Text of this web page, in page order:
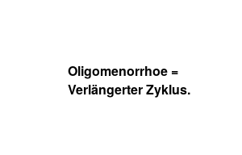
Oligomenorrhoe =
Verlängerter Zyklus.